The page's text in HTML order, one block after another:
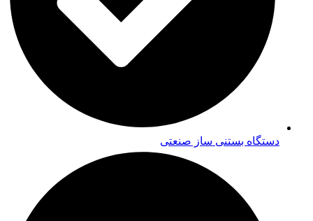
دستگاه بستنی ساز صنعتی